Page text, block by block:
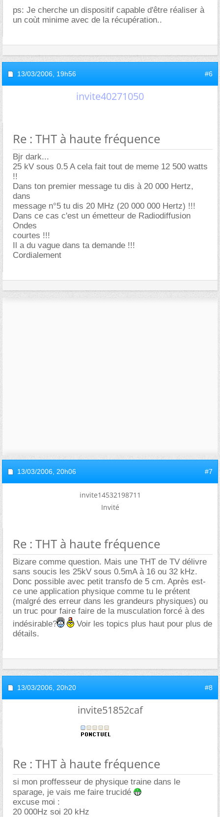
ps: Je cherche un dispositif capable d'être réaliser à
un coùt minime avec de la récupération..
13/03/2006, 19h56 #6
invite40271050
Re : THT à haute fréquence
Bjr dark...
25 kV sous 0.5 A cela fait tout de meme 12 500 watts
!!
Dans ton premier message tu dis à 20 000 Hertz,
dans
message n°5 tu dis 20 MHz (20 000 000 Hertz) !!!
Dans ce cas c'est un émetteur de Radiodiffusion
Ondes
courtes !!!
Il a du vague dans ta demande !!!
Cordialement
13/03/2006, 20h06 #7
invite14532198711
Invité
Re : THT à haute fréquence
Bizare comme question. Mais une THT de TV délivre
sans soucis les 25kV sous 0.5mA à 16 ou 32 kHz.
Donc possible avec petit transfo de 5 cm. Après est-
ce une application physique comme tu le prétent
(malgré des erreur dans les grandeurs physiques) ou
un truc pour faire faire de la musculation forcé à des
indésirable?
Voir les topics plus haut pour plus de
détails.
13/03/2006, 20h20 #8
invite51852caf
Re : THT à haute fréquence
si mon proffesseur de physique traine dans le
sparage, je vais me faire trucidé
excuse moi :
20 000Hz soi 20 kHz